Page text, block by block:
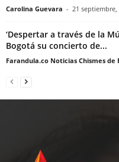
Carolina Guevara - 21 septiembre,
‘Despertar a través de la
Bogotá su concierto de...
Farandula.co Noticias Chismes de